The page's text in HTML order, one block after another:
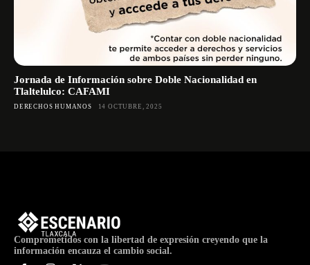
Jornada de Información sobre Doble Nacionalidad en
Tlaltelulco: CAFAMI
DERECHOS HUMANOS 14 OCTUBRE, 2025
Comprometidos con la libertad de expresión creyendo que la
información encauza el cambio social.